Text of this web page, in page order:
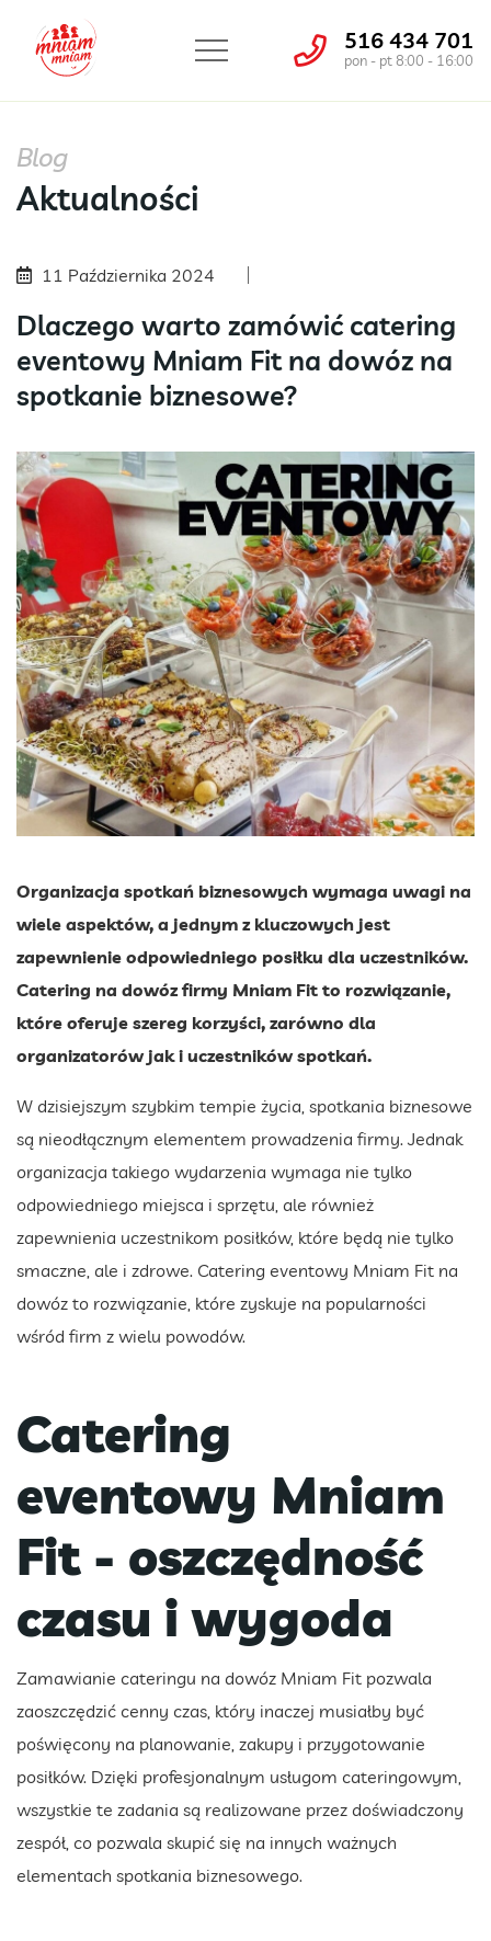
516 434 701
pon - pt 8:00 - 16:00
Blog
Aktualności
11 Października 2024
Dlaczego warto zamówić catering
eventowy Mniam Fit na dowóz na
spotkanie biznesowe?
Organizacja spotkań biznesowych wymaga uwagi na
wiele aspektów, a jednym z kluczowych jest
zapewnienie odpowiedniego posiłku dla uczestników.
Catering na dowóz firmy Mniam Fit to rozwiązanie,
które oferuje szereg korzyści, zarówno dla
organizatorów jak i uczestników spotkań.
W dzisiejszym szybkim tempie życia, spotkania biznesowe
są nieodłącznym elementem prowadzenia firmy. Jednak
organizacja takiego wydarzenia wymaga nie tylko
odpowiedniego miejsca i sprzętu, ale również
zapewnienia uczestnikom posiłków, które będą nie tylko
smaczne, ale i zdrowe. Catering eventowy Mniam Fit na
dowóz to rozwiązanie, które zyskuje na popularności
wśród firm z wielu powodów.
Catering
eventowy Mniam
Fit - oszczędność
czasu i wygoda
Zamawianie cateringu na dowóz Mniam Fit pozwala
zaoszczędzić cenny czas, który inaczej musiałby być
poświęcony na planowanie, zakupy i przygotowanie
posiłków. Dzięki profesjonalnym usługom cateringowym,
wszystkie te zadania są realizowane przez doświadczony
zespół, co pozwala skupić się na innych ważnych
elementach spotkania biznesowego.